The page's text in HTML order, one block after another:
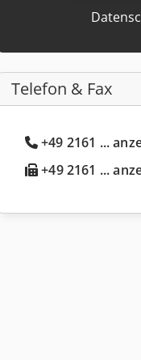
Telefon & Fax
+49 2161 ...
+49 2161 ...